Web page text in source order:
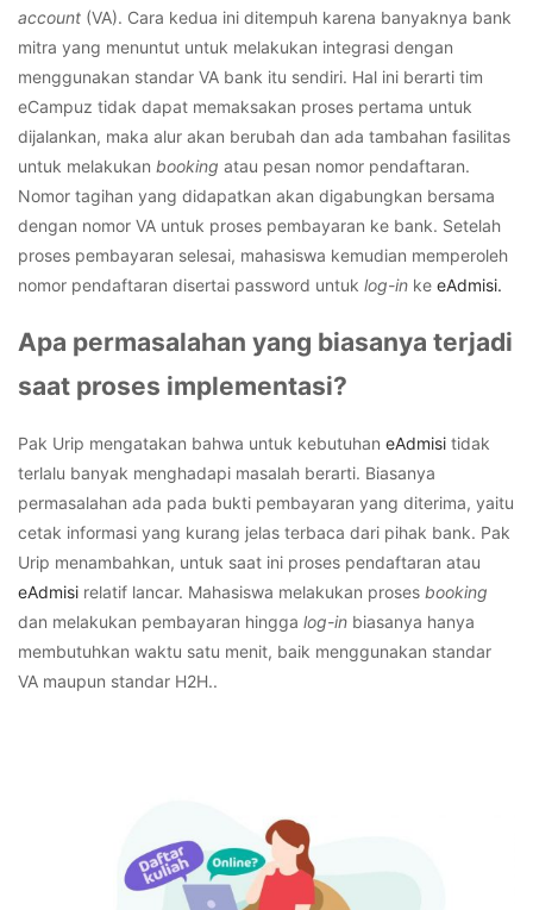
account (VA). Cara kedua ini ditempuh karena banyaknya bank
mitra yang menuntut untuk melakukan integrasi dengan
menggunakan standar VA bank itu sendiri. Hal ini berarti tim
eCampuz tidak dapat memaksakan proses pertama untuk
dijalankan, maka alur akan berubah dan ada tambahan fasilitas
untuk melakukan booking atau pesan nomor pendaftaran.
Nomor tagihan yang didapatkan akan digabungkan bersama
dengan nomor VA untuk proses pembayaran ke bank. Setelah
proses pembayaran selesai, mahasiswa kemudian memperoleh
nomor pendaftaran disertai password untuk log-in ke eAdmisi.
Apa permasalahan yang biasanya terjadi
saat proses implementasi?
Pak Urip mengatakan bahwa untuk kebutuhan eAdmisi tidak
terlalu banyak menghadapi masalah berarti. Biasanya
permasalahan ada pada bukti pembayaran yang diterima, yaitu
cetak informasi yang kurang jelas terbaca dari pihak bank. Pak
Urip menambahkan, untuk saat ini proses pendaftaran atau
eAdmisi relatif lancar. Mahasiswa melakukan proses booking
dan melakukan pembayaran hingga log-in biasanya hanya
membutuhkan waktu satu menit, baik menggunakan standar
VA maupun standar H2H..